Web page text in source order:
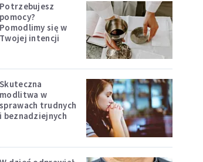
Potrzebujesz
pomocy?
Pomodlimy się w
Twojej intencji
Skuteczna
modlitwa w
sprawach trudnych
i beznadziejnych